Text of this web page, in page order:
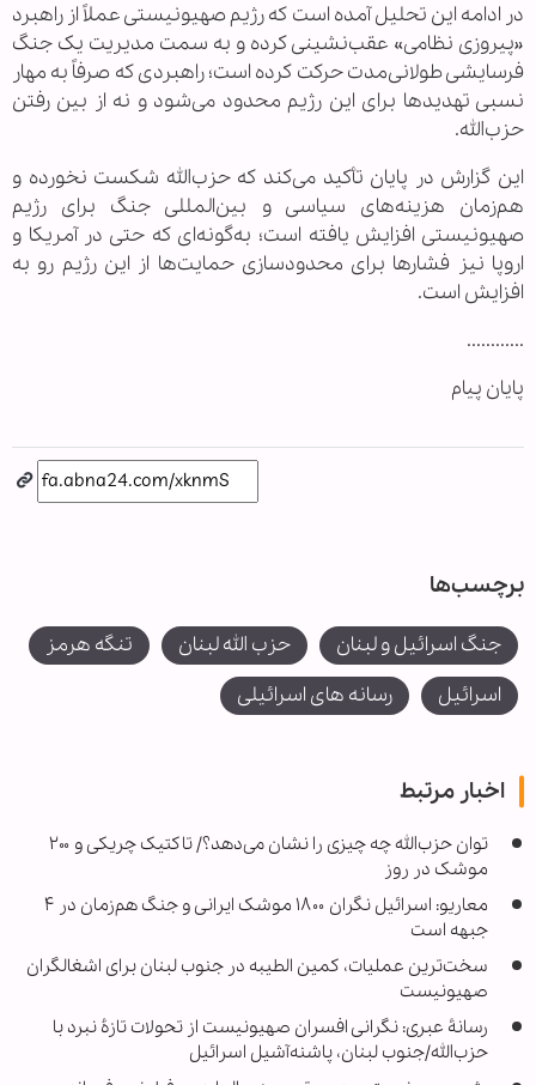
در ادامه این تحلیل آمده است که رژیم صهیونیستی عملاً از راهبرد
«پیروزی نظامی» عقب‌نشینی کرده و به سمت مدیریت یک جنگ
فرسایشی طولانی‌مدت حرکت کرده است؛ راهبردی که صرفاً به مهار
نسبی تهدیدها برای این رژیم محدود می‌شود و نه از بین رفتن
حزب‌الله.
این گزارش در پایان تأکید می‌کند که حزب‌الله شکست نخورده و
هم‌زمان هزینه‌های سیاسی و بین‌المللی جنگ برای رژیم
صهیونیستی افزایش یافته است؛ به‌گونه‌ای که حتی در آمریکا و
اروپا نیز فشارها برای محدودسازی حمایت‌ها از این رژیم رو به
افزایش است.
............
پایان پیام
برچسب‌ها
جنگ اسرائیل و لبنان حزب الله لبنان
تنگه هرمز
اسرائیل
رسانه های اسرائیلی
اخبار مرتبط
توان حزب‌الله چه چیزی را نشان می‌دهد؟/ تاکتیک چریکی و ۲۰۰
موشک در روز
معاریو: اسرائیل نگران ۱۸۰۰ موشک ایرانی و جنگ هم‌زمان در ۴
جبهه است
سخت‌ترین عملیات، کمین الطیبه در جنوب لبنان برای اشغالگران
صهیونیست
رسانۀ عبری: نگرانی افسران صهیونیست از تحولات تازۀ نبرد با
حزب‌الله/جنوب لبنان، پاشنه‌آشیل اسرائیل